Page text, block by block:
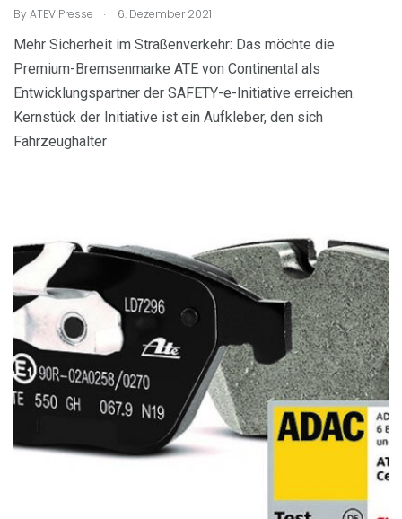
ByATEV Presse . 6. Dezember 2021
Mehr Sicherheit im Straßenverkehr: Das möchte die
Premium-Bremsenmarke ATE von Continental als
Entwicklungspartner der SAFETY-e-Initiative erreichen.
Kernstück der Initiative ist ein Aufkleber, den sich
Fahrzeughalter